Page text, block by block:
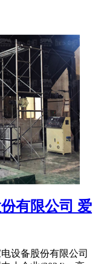
有限公司 爱
设备股份有限公司